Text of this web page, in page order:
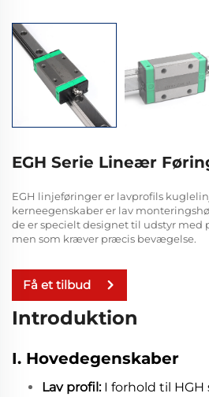
EGH Serie Lineær
EGH linjeføringer er lavprofils
kerneegenskaber er lav
de er specielt designet til udstyr
men som kræver præcis bevægelse.
Få et tilbud
Introduktion
I. Hovedegenskaber
Lav profil: I forhold til